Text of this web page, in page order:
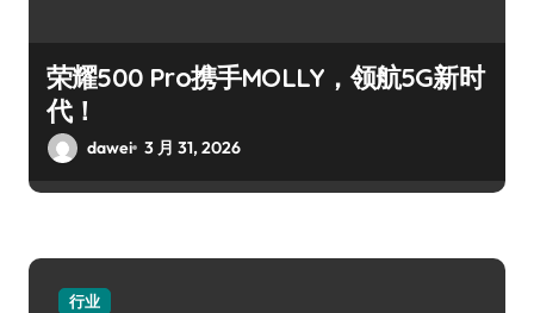
荣耀500 Pro携手MOLLY，领航5G新时
代！
dawei 3 月 31, 2026
行业